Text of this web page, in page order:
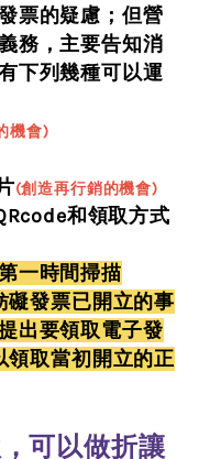
票的疑慮；但營
務，主要告知消
下列幾種可以運
機會)
(創造再行銷的機會)
和領取方式
一時間掃描
礙發票已開立的事
出要領取電子發
領取當初開立的正
可以做折讓